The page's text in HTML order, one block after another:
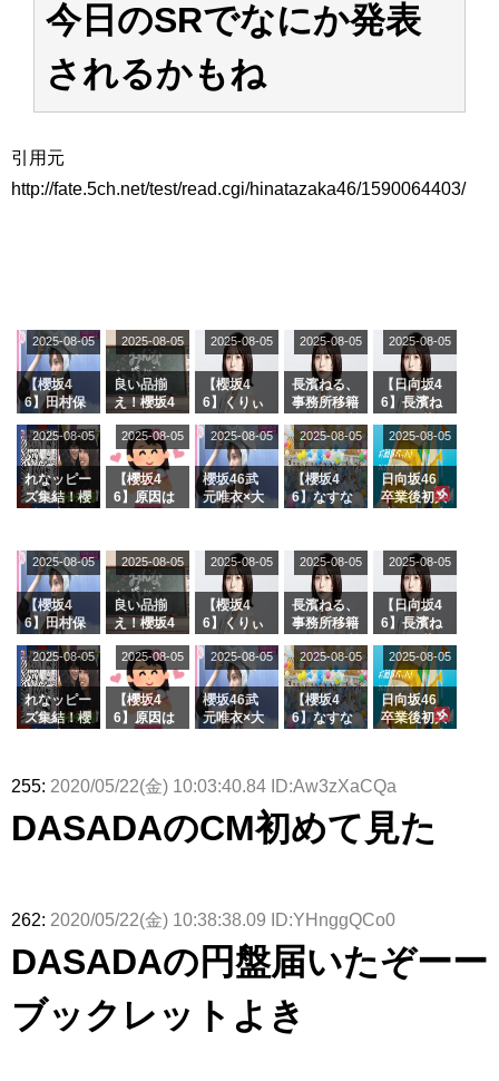
日向坂46まとめのまとめ / これから彼氏と行為する直前の賀喜遥香、やば
アイドル – ぷぅアンテナ / 「乃木坂46ののぎおび⊿」北野日奈子が生配
信！【2022.3.22 17:15〜 SHOWROOM】
アイドル – ぷぅアンテナ / 【乃木坂46】日村勇紀 gif職人が切り抜いた名シ
ーン.gif
今日のSRでなにか発表
されるかもね
引用元
http://fate.5ch.net/test/read.cgi/hinatazaka46/1590064403/
【櫻坂4
6】田村保
ージを脱い
でいた理由
2025-08-05
良い品揃
え！櫻坂4
グル『Mak
e or Brea
k』オフィ
シャルグッ
ズ絶賛販売
2025-08-05
【櫻坂4
6】くりぃ
の2人を手
玉に取る大
沼晶保【く
りぃむナン
タラ】
2025-08-05
長濱ねる、
事務所移籍
属を発表
2025-08-05
【日向坂4
6】長濱ね
ら移籍しフ
ラーム所属
に。これで
事務所に所
属している
がこちら
2025-08-05
れなッピー
ズ集結！櫻
理子、8/6
「ラヴィッ
ト！」水曜
スタジオ出
演決定
2025-08-05
【櫻坂4
6】原因は
uddiesを
ざわつかせ
る...
2025-08-05
櫻坂46武
元唯衣×大
カップお姉
さんに恐怖
【くりぃむ
ナンタラ】
2025-08-05
【櫻坂4
6】なすな
2曲目っ
て...【ラヴ
ィット 東
京ドーム公
演】
2025-08-05
日向坂46
卒業後初共
師匠オード
リー若林さ
んと再会し
た結果･･･
【激レアさ
きた。】
2025-08-05
【櫻坂4
6】田村保
ージを脱い
でいた理由
2025-08-05
良い品揃
え！櫻坂4
グル『Mak
e or Brea
k』オフィ
シャルグッ
ズ絶賛販売
2025-08-05
【櫻坂4
6】くりぃ
の2人を手
玉に取る大
沼晶保【く
りぃむナン
タラ】
2025-08-05
長濱ねる、
事務所移籍
属を発表
2025-08-05
【日向坂4
6】長濱ね
ら移籍しフ
ラーム所属
に。これで
事務所に所
属している
がこちら
2025-08-05
れなッピー
ズ集結！櫻
「ラヴィッ
スタジオ出
演決定
2025-08-05
【櫻坂4
6】原因は
ざわつかせ
2025-08-05
櫻坂46武
元唯衣×大
さんに恐怖
【くりぃむ
ナンタラ】
2025-08-05
【櫻坂4
6】なすな
て...【ラヴ
京ドーム公
演】
2025-08-05
日向坂46
卒業後初共
リー若林さ
た結果･･･
【激レアさ
2025-08-05
255: 2020/05/22(金) 10:03:40.84 ID:Aw3zXaCQa
DASADAのCM初めて見た
262: 2020/05/22(金) 10:38:38.09 ID:YHnggQCo0
DASADAの円盤届いたぞーー
ブックレットよき